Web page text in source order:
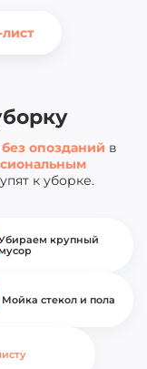
опозданий в
к уборке.
крупный
мусор
Мойка стекол и пола